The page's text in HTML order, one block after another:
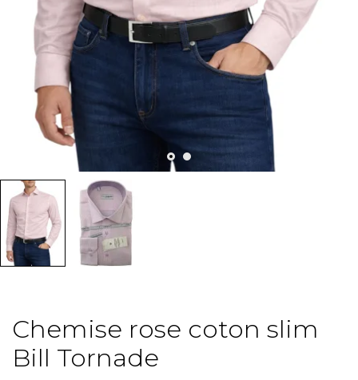
Chemise rose coton slim
Bill Tornade